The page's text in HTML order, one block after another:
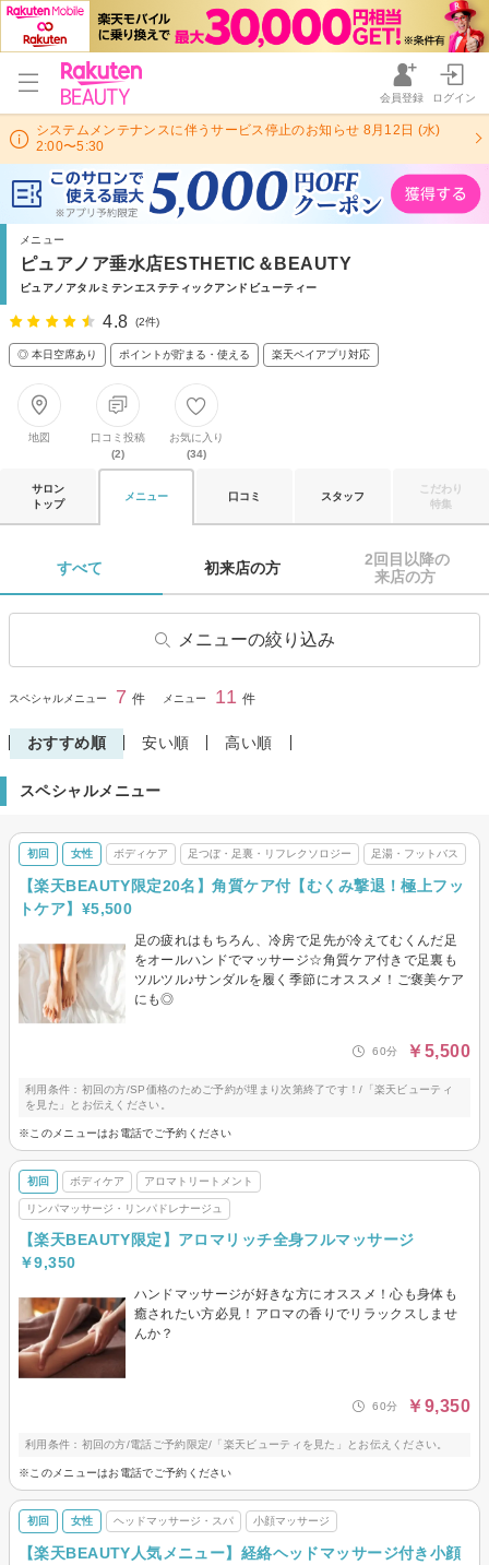
会員登録 ログイン
システムメンテナンスに伴うサービス停止のお知らせ 8月12日 (水)
2:00〜5:30
メニュー
ピュアノア垂水店ESTHETIC＆BEAUTY
ピュアノアタルミテンエステティックアンドビューティー
4.8 (2件)
◎ 本日空席あり ポイントが貯まる・使える 楽天ペイアプリ対応
地図
口コミ投稿
(2)
お気に入り
(34)
サロン
トップ
メニュー 口コミ スタッフ
こだわり
特集
すべて 初来店の方
2回目以降の
来店の方
メニューの絞り込み
骨盤矯正・ダイエット
レナージュ
ヘッドマッサージ・スパ その他(リラク)
閉じる
スペシャルメニュー 7 件 メニュー 11 件
おすすめ順 安い順 高い順
スペシャルメニュー
初回 女性 ボディケア 足つぼ・足裏・リフレクソロジー 足湯・フットバス
【楽天BEAUTY限定20名】角質ケア付【むくみ撃退！極上フッ
トケア】¥5,500
足の疲れはもちろん、冷房で足先が冷えてむくんだ足
をオールハンドでマッサージ☆角質ケア付きで足裏も
ツルツル♪サンダルを履く季節にオススメ！ご褒美ケア
にも◎
60分 ￥5,500
利用条件：初回の方/SP価格のためご予約が埋まり次第終了です！/「楽天ビューティ
を見た」とお伝えください。
※このメニューはお電話でご予約ください
初回 ボディケア アロマトリートメント
リンパマッサージ・リンパドレナージュ
【楽天BEAUTY限定】アロマリッチ全身フルマッサージ
￥9,350
ハンドマッサージが好きな方にオススメ！心も身体も
癒されたい方必見！アロマの香りでリラックスしませ
んか？
60分 ￥9,350
利用条件：初回の方/電話ご予約限定/「楽天ビューティを見た」とお伝えください。
※このメニューはお電話でご予約ください
初回 女性 ヘッドマッサージ・スパ 小顔マッサージ
【楽天BEAUTY人気メニュー】経絡ヘッドマッサージ付き小顔